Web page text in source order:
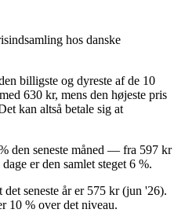
hos danske
billigste og dyreste af de 10
630 kr, mens den højeste pris
kan altså betale sig at
den seneste måned — fra 597 kr
er den samlet steget 6 %.
seneste år er 575 kr (jun '26).
10 % over det niveau.